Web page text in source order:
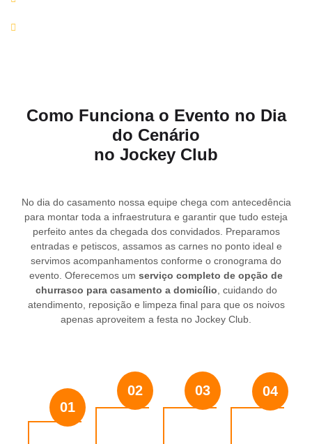
Como Funciona o Evento no Dia
do Cenário
no Jockey Club
No dia do casamento nossa equipe chega com antecedência
para montar toda a infraestrutura e garantir que tudo esteja
perfeito antes da chegada dos convidados. Preparamos
entradas e petiscos, assamos as carnes no ponto ideal e
servimos acompanhamentos conforme o cronograma do
evento. Oferecemos um serviço completo de opção de
churrasco para casamento a domicílio, cuidando do
atendimento, reposição e limpeza final para que os noivos
apenas aproveitem a festa no Jockey Club.
01
02 03 04